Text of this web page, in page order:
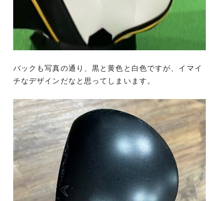
バックも写真の通り、黒と黄色と白色ですが、イマイ
チなデザインだなと思ってしまいます。